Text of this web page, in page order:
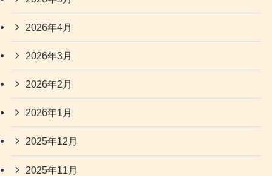
2026年4月
2026年3月
2026年2月
2026年1月
2025年12月
2025年11月